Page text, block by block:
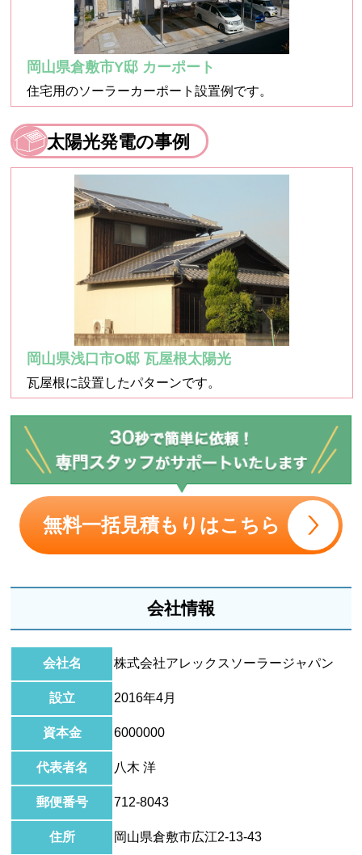
岡山県倉敷市Y邸 カーポート
住宅用のソーラーカーポート設置例です。
太陽光発電の事例
岡山県浅口市O邸 瓦屋根太陽光
瓦屋根に設置したパターンです。
無料一括見積もりはこちら
会社情報
会社名 株式会社アレックスソーラージャパン
設立 2016年4月
資本金 6000000
代表者名 八木 洋
郵便番号 712-8043
住所 岡山県倉敷市広江2-13-43